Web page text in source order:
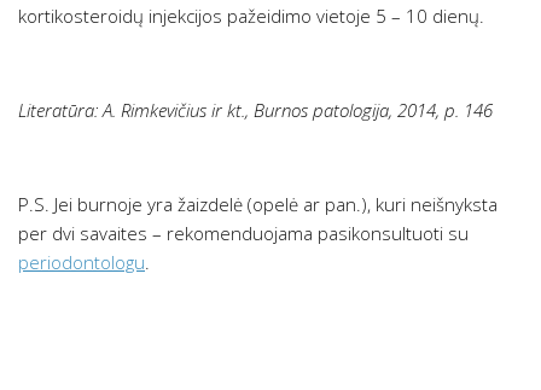
kortikosteroidų injekcijos pažeidimo vietoje 5 – 10 dienų.
Literatūra: A. Rimkevičius ir kt., Burnos patologija, 2014, p. 146
P.S. Jei burnoje yra žaizdelė (opelė ar pan.), kuri neišnyksta
per dvi savaites – rekomenduojama pasikonsultuoti su
periodontologu